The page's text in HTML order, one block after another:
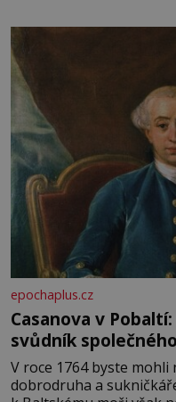
epochaplus.cz
Casanova v
svůdník
V roce 1764 byste
dobrodruha a